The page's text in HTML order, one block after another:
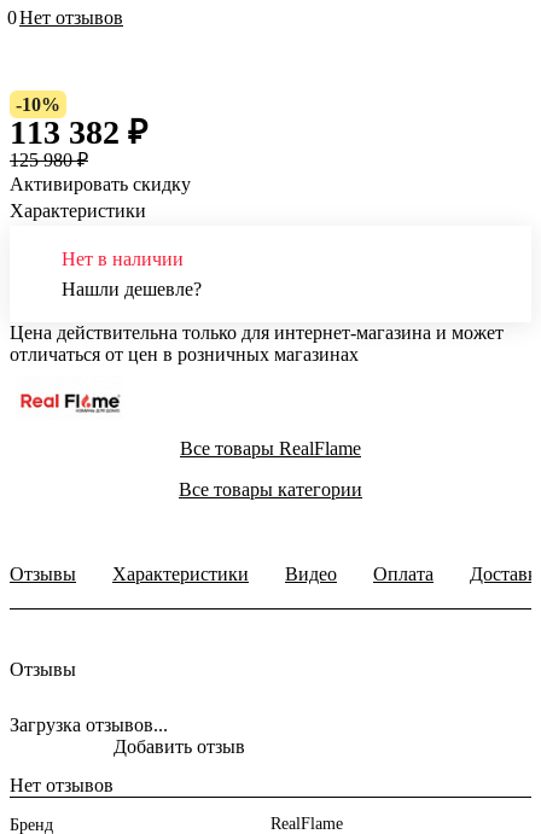
0Нет отзывов
-10%
113 382 ₽
125 980 ₽
Активировать скидку
Характеристики
Нет в наличии
Нашли дешевле?
Цена действительна только для интернет-магазина и может
отличаться от цен в розничных магазинах
Все товары RealFlame
Все товары категории
Отзывы Характеристики Видео Оплата
Отзывы
Загрузка отзывов...
Нет отзывов
Добавить отзыв
Бренд RealFlame